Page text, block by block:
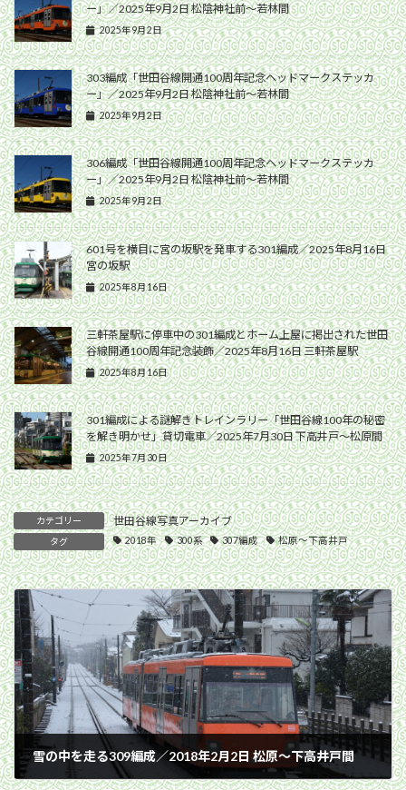
ー」／2025年9月2日 松陰神社前〜若林間
2025年9月2日
303編成「世田谷線開通100周年記念ヘッドマークステッカ
ー」／2025年9月2日 松陰神社前〜若林間
2025年9月2日
306編成「世田谷線開通100周年記念ヘッドマークステッカ
ー」／2025年9月2日 松陰神社前〜若林間
2025年9月2日
601号を横目に宮の坂駅を発車する301編成／2025年8月16日
宮の坂駅
2025年8月16日
三軒茶屋駅に停車中の301編成とホーム上屋に掲出された世田
谷線開通100周年記念装飾／2025年8月16日 三軒茶屋駅
2025年8月16日
301編成による謎解きトレインラリー「世田谷線100年の秘密
を解き明かせ」貸切電車／2025年7月30日 下高井戸〜松原間
2025年7月30日
カテゴリー 世田谷線写真アーカイブ
タグ 2018年 300系 307編成 松原〜下高井戸
雪の中を走る309編成／2018年2月2日 松原〜下高井戸間
2018年2月2日